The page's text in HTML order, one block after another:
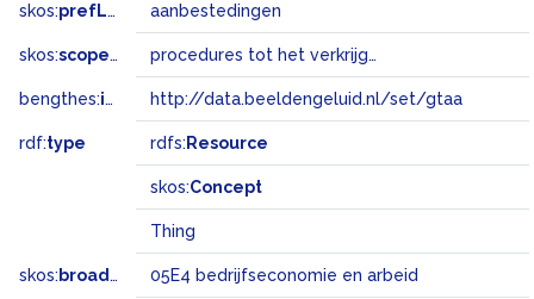
skos:prefLabel aanbestedingen
skos:scopeNote procedures tot het verkrijgen van prijsopgaven voor uitvoering of onderhoud van werken
bengthes:inSet http://data.beeldengeluid.nl/set/gtaa
rdf:type rdfs: Resource
skos:Concept
Thing
skos: broadMatch 05E4 bedrijfseconomie en arbeid